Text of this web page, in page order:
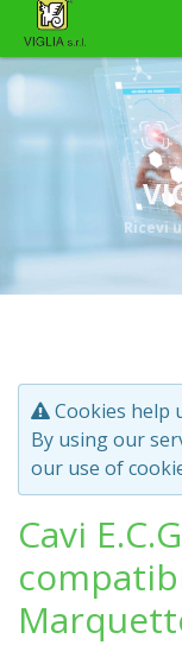
Ricevi
Cookies help
By using our
our use of
Cavi